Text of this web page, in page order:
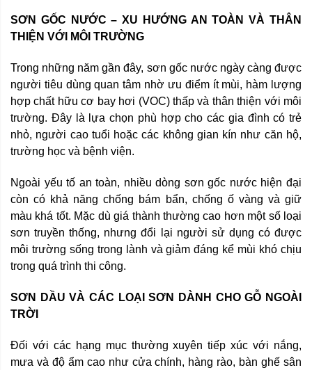
SƠN GỐC NƯỚC – XU HƯỚNG AN TOÀN VÀ THÂN
THIỆN VỚI MÔI TRƯỜNG
Trong những năm gần đây, sơn gốc nước ngày càng được
người tiêu dùng quan tâm nhờ ưu điểm ít mùi, hàm lượng
hợp chất hữu cơ bay hơi (VOC) thấp và thân thiện với môi
trường. Đây là lựa chọn phù hợp cho các gia đình có trẻ
nhỏ, người cao tuổi hoặc các không gian kín như căn hộ,
trường học và bệnh viện.
Ngoài yếu tố an toàn, nhiều dòng sơn gốc nước hiện đại
còn có khả năng chống bám bẩn, chống ố vàng và giữ
màu khá tốt. Mặc dù giá thành thường cao hơn một số loại
sơn truyền thống, nhưng đổi lại người sử dụng có được
môi trường sống trong lành và giảm đáng kể mùi khó chịu
trong quá trình thi công.
SƠN DẦU VÀ CÁC LOẠI SƠN DÀNH CHO GỖ NGOÀI
TRỜI
Đối với các hạng mục thường xuyên tiếp xúc với nắng,
mưa và độ ẩm cao như cửa chính, hàng rào, bàn ghế sân